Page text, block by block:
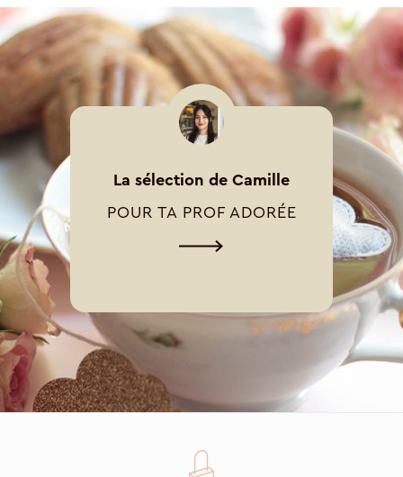
La sélection de Camille
POUR TA PROF ADORÉE